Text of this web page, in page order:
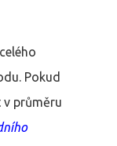
Pokud
v průměru